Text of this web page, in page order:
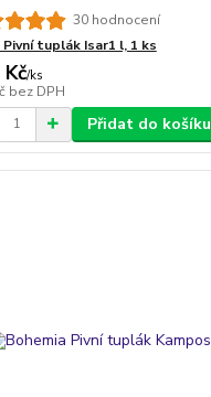
30 hodnocení
Pivní tuplák Isar1 l, 1 ks
/ks
bez DPH
Přidat do košíku